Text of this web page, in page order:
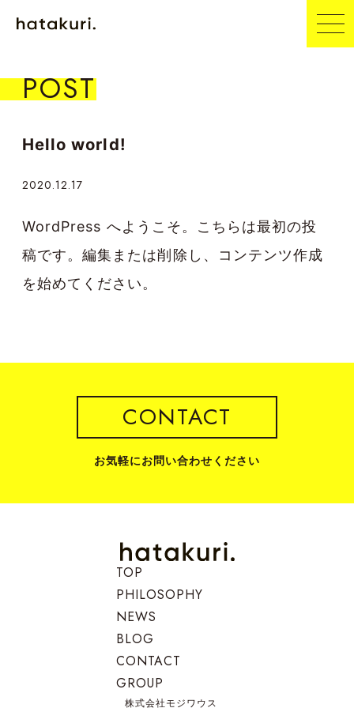
POST
Hello world!
2020.12.17
WordPress へようこそ。こちらは最初の投
稿です。編集または削除し、コンテンツ作成
を始めてください。
CONTACT
お気軽にお問い合わせください
TOP
PHILOSOPHY
NEWS
BLOG
CONTACT
GROUP
株式会社モジワウス